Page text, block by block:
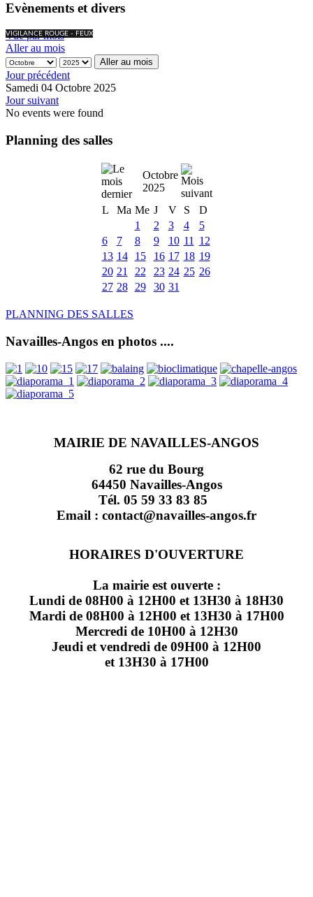
Evènements et divers
VIGILANCE ROUGE - FEUX
Vue par mois
Aller au mois
Aller au mois
Jour précédent
Samedi 04 Octobre 2025
Jour suivant
No events were found
Planning des salles
Octobre
2025
L
Ma Me J V S
D
1
2 3 4
5
6
7 8 9 10 11
12
13 14 15 16 17 18 19
20 21 22 23 24 25 26
27 28 29 30 31
PLANNING DES SALLES
Navailles-Angos en photos ....
MAIRIE DE NAVAILLES-ANGOS
62 rue du Bourg
64450 Navailles-Angos
Tél. 05 59 33 83 85
Email : contact@navailles-angos.fr
HORAIRES D'OUVERTURE
La mairie est ouverte :
Lundi de 08H00 à 12H00 et 13H30 à 18H30
Mardi de 08H00 à 12H00 et 13H30 à 17H00
Mercredi de 10H00 à 12H30
Jeudi et vendredi de 09H00 à 12H00
et 13H30 à 17H00